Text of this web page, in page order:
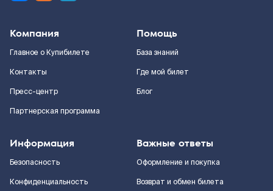
Компания
Главное о Купибилете
Контакты
Пресс-центр
Партнерская программа
Помощь
База знаний
Где мой билет
Блог
Информация
Безопасность
Конфиденциальность
Важные ответы
Оформление и покупка
Возврат и обмен билета